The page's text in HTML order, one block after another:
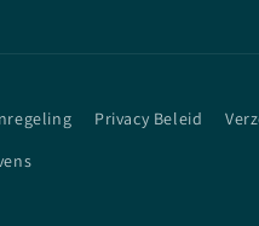
Privacy Beleid